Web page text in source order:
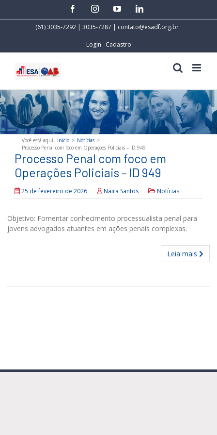
facebookinstagramyoutubelinkedin
(61) 3035-7292 | 3035-7287 | contato@esadf.org.br
Login Cadastro
Você está aqui: Início > Notícias >
Processo Penal com foco em Operações Policiais – ID 949
Processo Penal com foco em
Operações Policiais – ID 949
25 de fevereiro de 2026 Naira Santos Notícias
Objetivo: Fomentar conhecimento processualista penal para
jovens advogados atuantes em ações penais complexas.
Leia mais